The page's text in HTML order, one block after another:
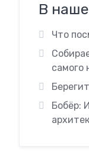
В
Что
самого
Бобёр: